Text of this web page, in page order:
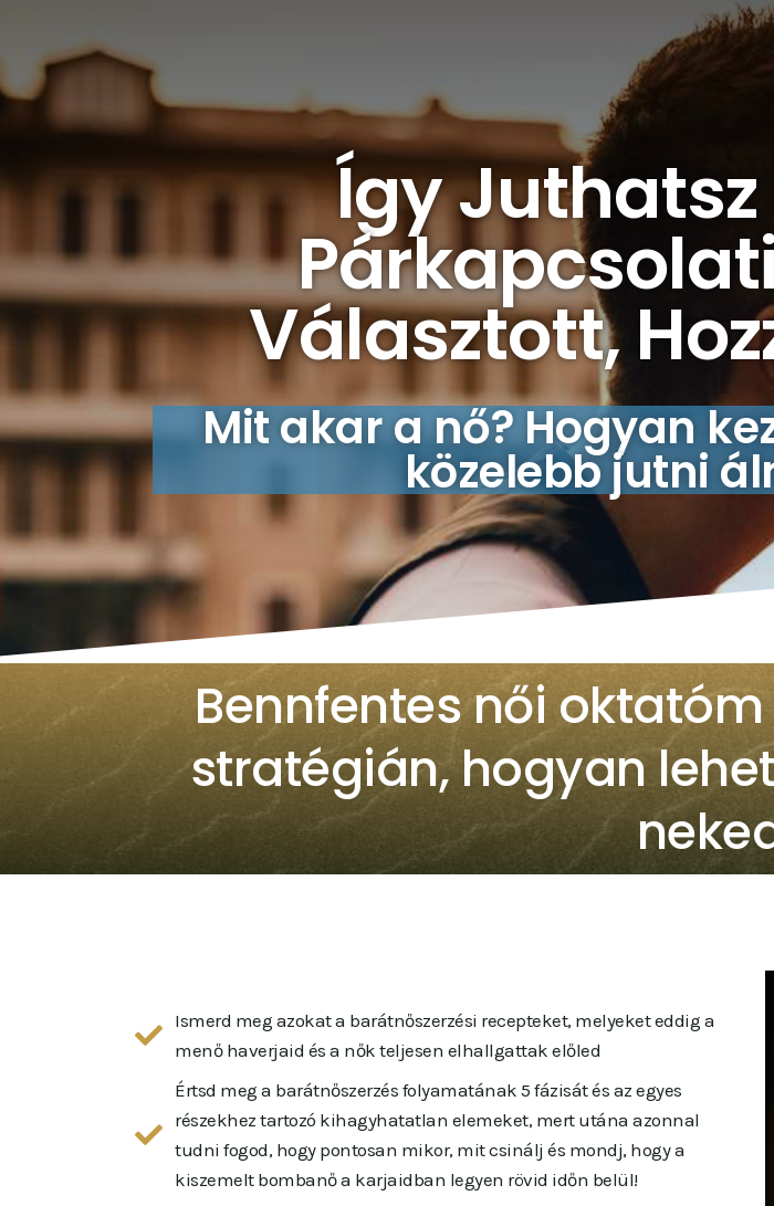
Így Juthatsz
Választott,
Mit akar a nő? Hogyan
közelebb jutni
Bennfentes női
stratégián, hogyan
Ismerd meg azokat a barátnőszerzési recepteket, melyeket eddig a
menő haverjaid és a nők teljesen elhallgattak előled
Értsd meg a barátnőszerzés folyamatának 5 fázisát és az egyes
részekhez tartozó kihagyhatatlan elemeket, mert utána azonnal
tudni fogod, hogy pontosan mikor, mit csinálj és mondj, hogy a
kiszemelt bombanő a karjaidban legyen rövid időn belül!